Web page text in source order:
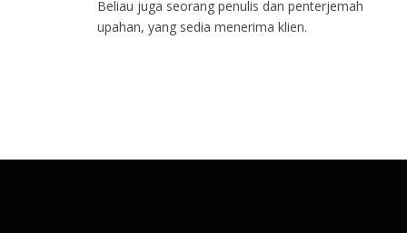
Beliau juga seorang penulis dan penterjemah
upahan, yang sedia menerima klien.